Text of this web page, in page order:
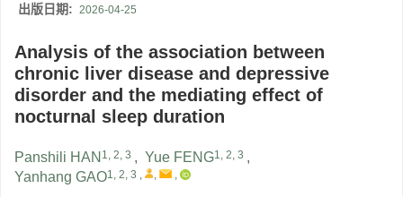
出版日期: 2026-04-25
Analysis of the association between
chronic liver disease and depressive
disorder and the mediating effect of
nocturnal sleep duration
Panshili HAN 1, 2, 3 , Yue FENG1, 2, 3 ,
Yanhang GAO1, 2, 3 , , ,